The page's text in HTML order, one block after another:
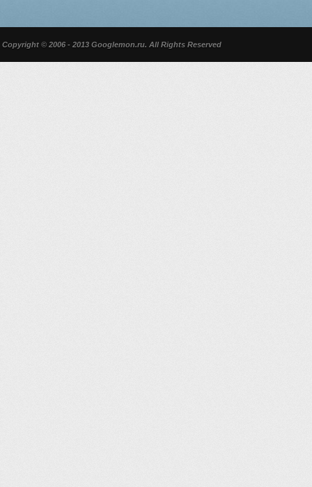
Copyright © 2006 - 2013 Googlemon.ru. All Rights Reserved